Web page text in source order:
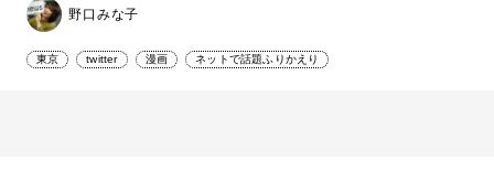
野口みな子
東京 twitter 漫画 ネットで話題ふりかえり